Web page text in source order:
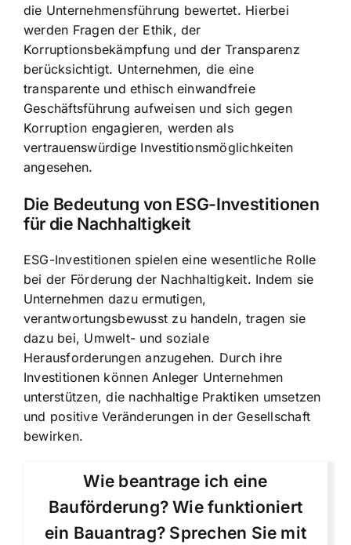
die Unternehmensführung bewertet. Hierbei
werden Fragen der Ethik, der
Korruptionsbekämpfung und der Transparenz
berücksichtigt. Unternehmen, die eine
transparente und ethisch einwandfreie
Geschäftsführung aufweisen und sich gegen
Korruption engagieren, werden als
vertrauenswürdige Investitionsmöglichkeiten
angesehen.
Die Bedeutung von ESG-Investitionen
für die Nachhaltigkeit
ESG-Investitionen spielen eine wesentliche Rolle
bei der Förderung der Nachhaltigkeit. Indem sie
Unternehmen dazu ermutigen,
verantwortungsbewusst zu handeln, tragen sie
dazu bei, Umwelt- und soziale
Herausforderungen anzugehen. Durch ihre
Investitionen können Anleger Unternehmen
unterstützen, die nachhaltige Praktiken umsetzen
und positive Veränderungen in der Gesellschaft
bewirken.
Wie beantrage ich eine
Bauförderung? Wie funktioniert
ein Bauantrag? Sprechen Sie mit